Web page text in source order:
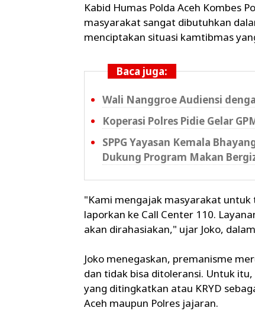
Kabid Humas Polda Aceh Kombes
masyarakat sangat dibutuhkan
menciptakan situasi kamtibmas
Baca juga:
Wali Nanggroe Audiensi
Koperasi Polres Pidie Gelar
SPPG Yayasan Kemala
Dukung Program Makan
"Kami mengajak masyarakat
laporkan ke Call Center 110.
akan dirahasiakan," ujar Joko,
Joko menegaskan, premanisme
dan tidak bisa ditoleransi. Untuk
yang ditingkatkan atau KRYD
Aceh maupun Polres jajaran.